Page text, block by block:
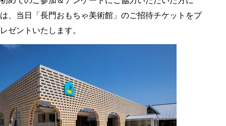
は、当日「長門おもちゃ美術館」のご招待チケットをプ
レゼントいたします。